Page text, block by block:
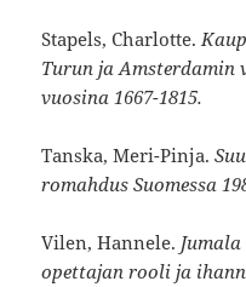
Stapels, Charlotte.
Turun ja
vuosina 1667-1815.
Tanska, Meri-Pinja.
romahdus Suomessa
Vilen, Hannele.
opettajan rooli ja